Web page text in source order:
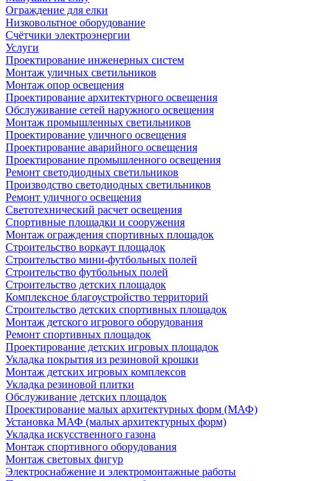
Ограждение для елки
Низковольтное оборудование
Счётчики электроэнергии
Услуги
Проектирование инженерных систем
Монтаж уличных светильников
Монтаж опор освещения
Проектирование архитектурного освещения
Обслуживание сетей наружного освещения
Монтаж промышленных светильников
Проектирование уличного освещения
Проектирование аварийного освещения
Проектирование промышленного освещения
Ремонт светодиодных светильников
Производство светодиодных светильников
Ремонт уличного освещения
Светотехнический расчет освещения
Спортивные площадки и сооружения
Монтаж ограждения спортивных площадок
Строительство воркаут площадок
Строительство мини-футбольных полей
Строительство футбольных полей
Строительство детских площадок
Комплексное благоустройство территорий
Строительство детских спортивных площадок
Монтаж детского игрового оборудования
Ремонт спортивных площадок
Проектирование детских игровых площадок
Укладка покрытия из резиновой крошки
Монтаж детских игровых комплексов
Укладка резиновой плитки
Обслуживание детских площадок
Проектирование малых архитектурных форм (МАФ)
Установка МАФ (малых архитектурных форм)
Укладка искусственного газона
Монтаж спортивного оборудования
Монтаж световых фигур
Электроснабжение и электромонтажные работы